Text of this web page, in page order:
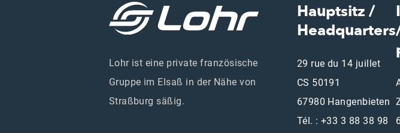
Lohr ist eine private französische
Gruppe im Elsaß in der Nähe von
Straßburg säßig.
Hauptsitz /
Headquarters
29 rue du 14 juillet
CS 50191
67980 Hangenbieten
Tél. : +33 3 88 38 98